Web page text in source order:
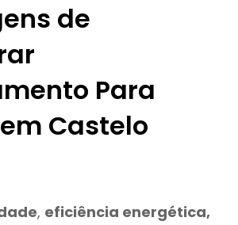
de
Para
Castelo
, eficiência energética,